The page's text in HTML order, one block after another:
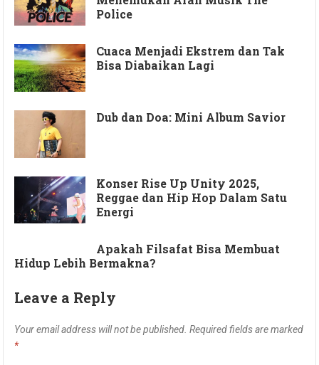
Police
Cuaca Menjadi Ekstrem dan Tak
Bisa Diabaikan Lagi
Dub dan Doa: Mini Album Savior
Konser Rise Up Unity 2025,
Reggae dan Hip Hop Dalam Satu
Energi
Apakah Filsafat Bisa Membuat
Hidup Lebih Bermakna?
Leave a Reply
Your email address will not be published. Required fields are marked
*